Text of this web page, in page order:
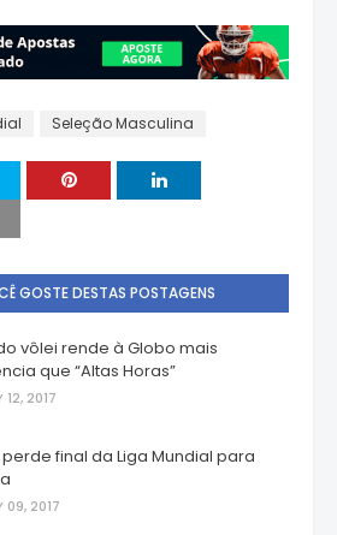
Seleção Masculina
GOSTE DESTAS POSTAGENS
vôlei rende à Globo mais
que “Altas Horas”
12, 2017
perde final da Liga Mundial para
09, 2017